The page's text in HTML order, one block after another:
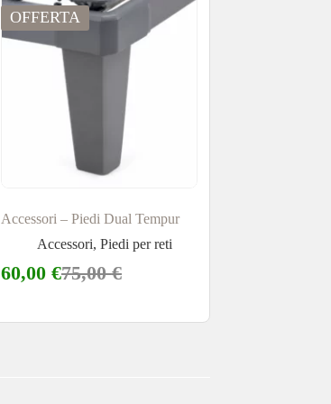
OFFERTA
Accessori – Piedi Dual Tempur
Accessori, Piedi per reti
75,00€
60,00 €